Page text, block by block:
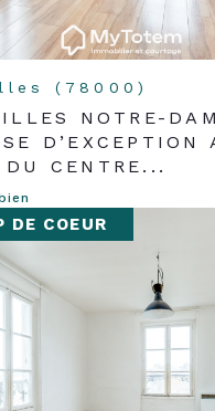
(78000)
NOTRE-
D’EXCEPTION
CENTRE...
DE COEUR